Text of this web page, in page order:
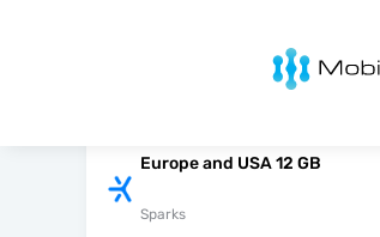
MobiMatter
Europe and USA 12 GB
Sparks